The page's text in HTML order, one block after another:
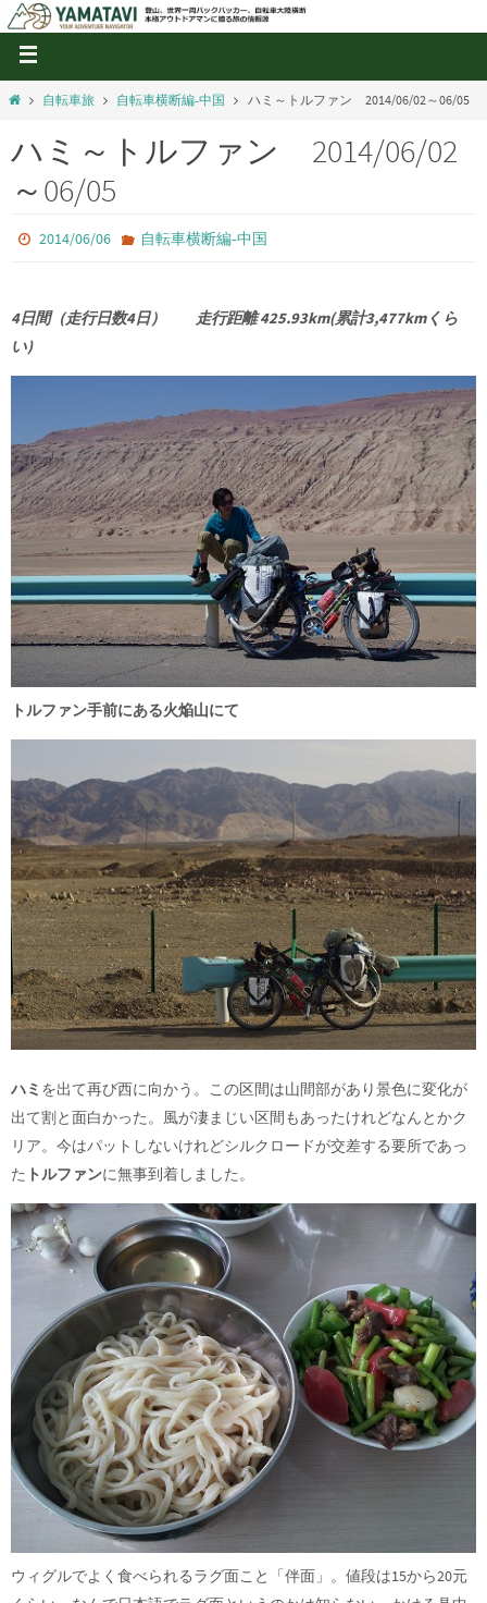
自転車旅 自転車横断編‐中国 ハミ～トルファン 2014/06/02～06/05
ハミ～トルファン 2014/06/02
～06/05
2014/06/06 自転車横断編‐中国
4日間（走行日数4日） 走行距離 425.93km(累計3,477kmくら
い)
トルファン手前にある火焔山にて
ハミ を出て再び西に向かう。この区間は山間部があり景色に変化が
出て割と面白かった。風が凄まじい区間もあったけれどなんとかク
リア。今はパットしないけれどシルクロードが交差する要所であっ
た トルファンに無事到着しました。
ウィグルでよく食べられるラグ面こと「伴面」。値段は15から20元